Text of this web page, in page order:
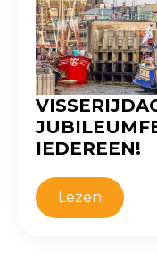
IEDEREEN!
Lezen